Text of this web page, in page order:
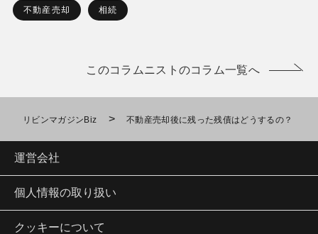
不動産売却 相続
このコラムニストのコラム一覧へ
リビンマガジンBiz > 不動産売却後に残った残債はどうするの？
運営会社
個人情報の取り扱い
クッキーについて